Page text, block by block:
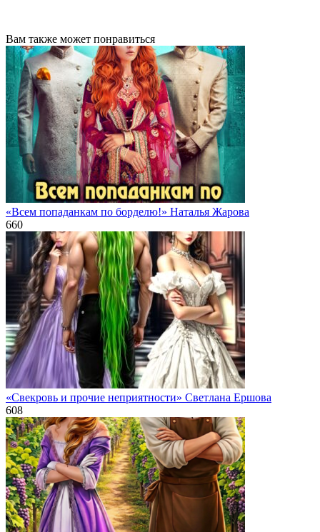
Вам также может понравиться
«Всем попаданкам по борделю!» Наталья Жарова
660
«Свекровь и прочие неприятности» Светлана Ершова
608